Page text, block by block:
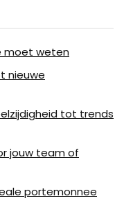
moet weten
nieuwe
tot trends
jouw team of
portemonnee